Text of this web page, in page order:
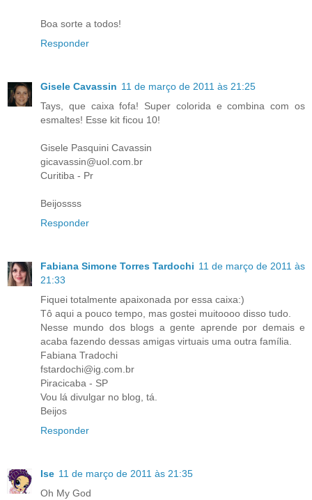
Boa sorte a todos!
Responder
Gisele Cavassin 11 de março de 2011 às 21:25
Tays, que caixa fofa! Super colorida e combina com os
esmaltes! Esse kit ficou 10!
Gisele Pasquini Cavassin
gicavassin@uol.com.br
Curitiba - Pr
Beijossss
Responder
Fabiana Simone Torres Tardochi 11 de março de 2011 às
21:33
Fiquei totalmente apaixonada por essa caixa:)
Tô aqui a pouco tempo, mas gostei muitoooo disso tudo.
Nesse mundo dos blogs a gente aprende por demais e
acaba fazendo dessas amigas virtuais uma outra família.
Fabiana Tradochi
fstardochi@ig.com.br
Piracicaba - SP
Vou lá divulgar no blog, tá.
Beijos
Responder
Ise 11 de março de 2011 às 21:35
Oh My God